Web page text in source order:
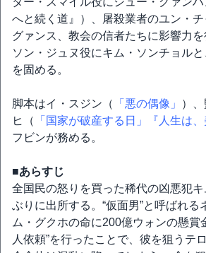
へと続く道』）、屠殺業者のユン・チ
グァンス、教会の信者たちに影響力
ソン・ジュヌ役にキム・ソンチョル
を固める。
脚本はイ・スジン（ 「悪の偶像」
）
ヒ（
「国家が破産する日」 『人生は、
フビンが務める。
■あらすじ
全国民の怒りを買った稀代の凶悪犯
ぶりに出所する。“仮面男”と呼ばれる
ム・グクホの命に200億ウォンの懸賞
人依頼”を行ったことで、彼を狙うテ